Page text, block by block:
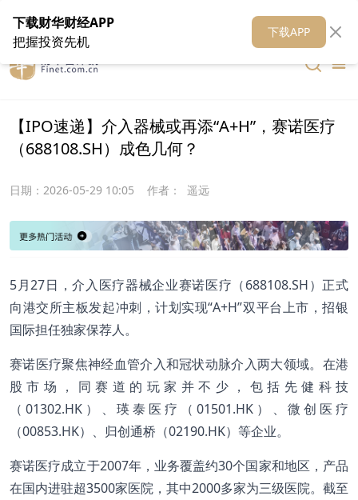
在线客服 关于我们 财华媒体矩阵 财华智库
【IPO速递】介入器械或再添“A+H”，赛诺医疗
（688108.SH）成色几何？
日期： 2026-05-29 10:05 作者： 遥远
5月27日，介入医疗器械企业赛诺医疗（688108.SH）正式
向港交所主板发起冲刺，计划实现“A+H”双平台上市，招银
国际担任独家保荐人。
赛诺医疗聚焦神经血管介入和冠状动脉介入两大领域。在港
股市场，同赛道的玩家并不少，包括先健科技
（01302.HK）、瑛泰医疗（01501.HK）、微创医疗
（00853.HK）、归创通桥（02190.HK）等企业。
赛诺医疗成立于2007年，业务覆盖约30个国家和地区，产品
在国内进驻超3500家医院，其中2000多家为三级医院。截至
下载财华财经APP
把握投资先机
下载APP